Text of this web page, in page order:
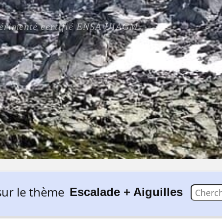
certifié ENSA UIAGM
le thème Escalade + Aiguilles